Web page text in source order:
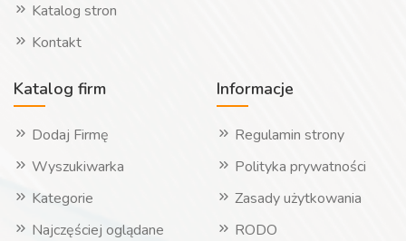
Katalog stron
Kontakt
Katalog firm
Dodaj Firmę
Wyszukiwarka
Kategorie
Najczęściej oglądane
Informacje
Regulamin strony
Polityka prywatności
Zasady użytkowania
RODO